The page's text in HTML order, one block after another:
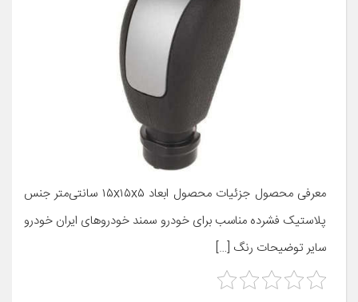
معرفی محصول جزئیات محصول ابعاد ۱۵x۱۵x۵ سانتی‌متر جنس
پلاستیک فشرده مناسب برای خودرو سمند خودروهای ایران خودرو
سایر توضیحات رنگ […]